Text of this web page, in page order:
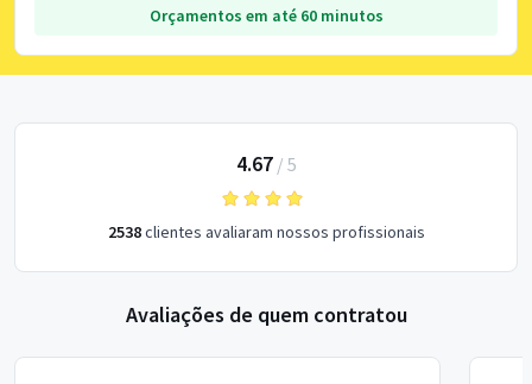
Orçamentos em até 60 minutos
4.67/ 5
2538clientes avaliaram nossos profissionais
Avaliações de quem contratou